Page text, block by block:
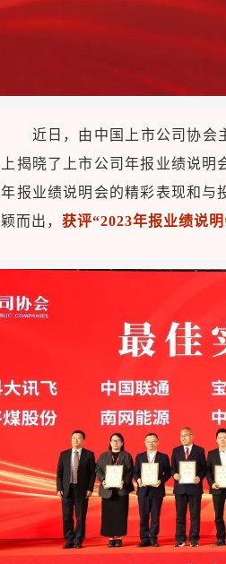
近日，由中国上市公司协会
上揭晓了上市公司年报业绩说
年报业绩说明会的精彩表现和与
颖而出，获评“2023年报业绩说明